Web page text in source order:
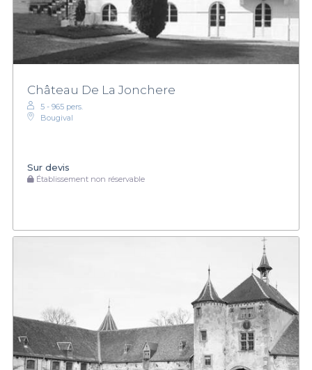
Château De La Jonchere
5 - 965 pers.
Bougival
Sur devis
Établissement non réservable